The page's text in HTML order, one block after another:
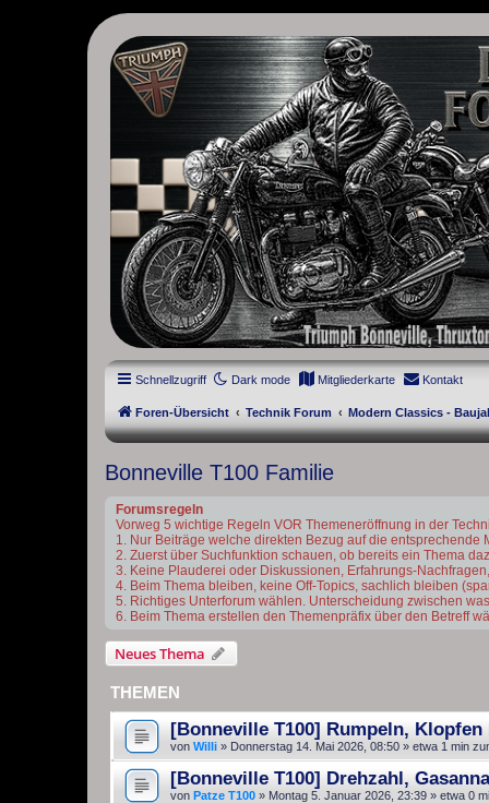
thruxton-forum.de
DAS FORUM! Alles rund um die Triumph Modern Classic
Street Cup, America und Speedmaster.
Schnellzugriff Dark mode Mitgliederkarte Kontakt
Foren-Übersicht Technik Forum Modern Classics -
Bonneville T100 Familie
Forumsregeln
Vorweg 5 wichtige Regeln VOR Themeneröffnung in der
1. Nur Beiträge welche direkten Bezug auf die entsprechende
2. Zuerst über Suchfunktion schauen, ob bereits ein Thema
3. Keine Plauderei oder Diskussionen, Erfahrungs-
4. Beim Thema bleiben, keine Off-Topics, sachlich bleiben
5. Richtiges Unterforum wählen. Unterscheidung zwischen
6. Beim Thema erstellen den Themenpräfix über den Betreff
Neues Thema
THEMEN
[Bonneville T100] Rumpeln, Klopfen
von Willi » Donnerstag 14. Mai 2026, 08:50 » etwa 1 min
[Bonneville T100] Drehzahl,
von Patze T100 » Montag 5. Januar 2026, 23:39 » etwa 0